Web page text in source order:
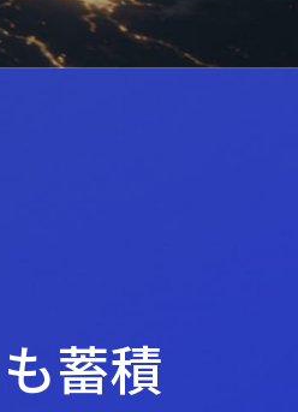
蓄積